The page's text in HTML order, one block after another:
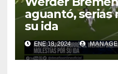
aguantó, serias
su ida
ENE 18, 2024